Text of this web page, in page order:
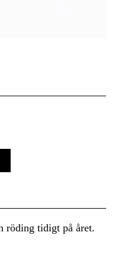
röding tidigt på året.